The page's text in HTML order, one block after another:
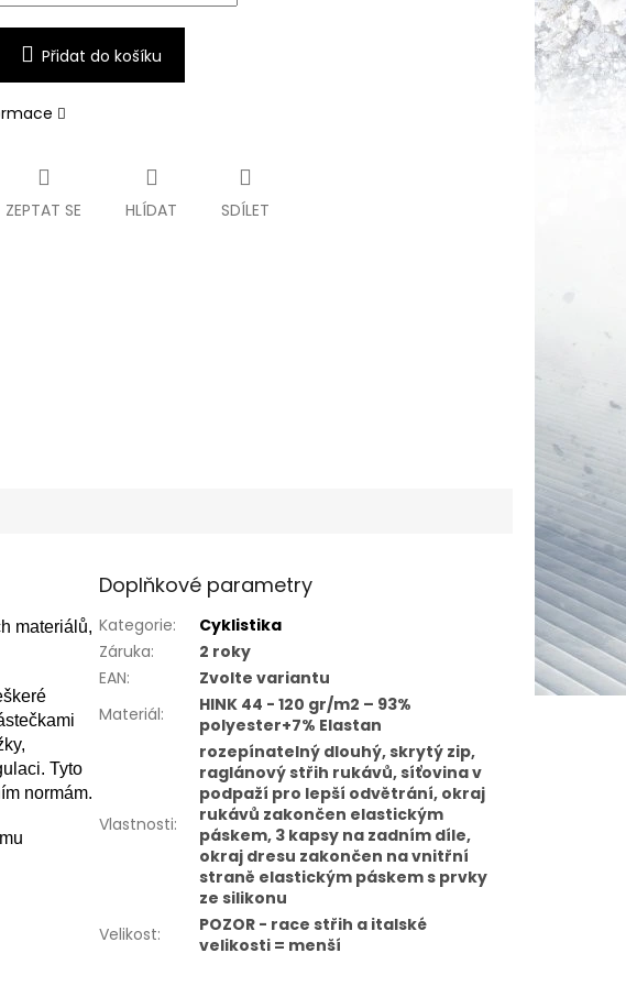
Přidat do košíku
ZEPTAT SE HLÍDAT SDÍLET
materiálů,
Tyto
normám.
Doplňkové parametry
Kategorie:
Cyklistika
Záruka:
2 roky
EAN:
Zvolte variantu
Materiál:
HINK 44 - 120 gr/m2 – 93%
polyester+7% Elastan
Vlastnosti:
rozepínatelný dlouhý, skrytý zip,
raglánový střih rukávů, síťovina v
podpaží pro lepší odvětrání, okraj
rukávů zakončen elastickým
páskem, 3 kapsy na zadním díle,
okraj dresu zakončen na vnitřní
straně elastickým páskem s prvky
ze silikonu
Velikost:
POZOR - race střih a italské
velikosti = menší